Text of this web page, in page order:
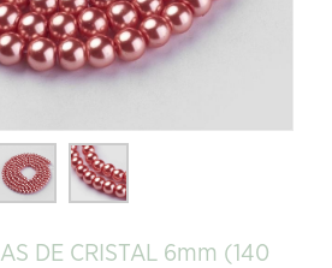
DE CRISTAL 6mm (140